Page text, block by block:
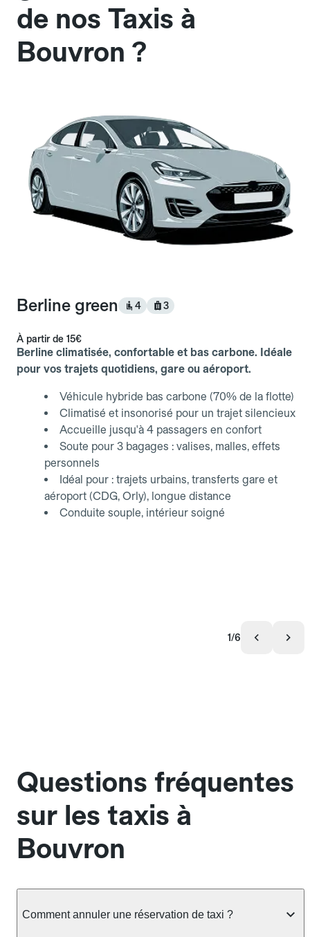
de nos Taxis à
Bouvron ?
Berline green 4 3
À partir de 15€
Berline climatisée, confortable et bas carbone. Idéale
pour vos trajets quotidiens, gare ou aéroport.
Véhicule hybride bas carbone (70% de la flotte)
Climatisé et insonorisé pour un trajet silencieux
Accueille jusqu'à 4 passagers en confort
Soute pour 3 bagages : valises, malles, effets
personnels
Idéal pour : trajets urbains, transferts gare et
aéroport (CDG, Orly), longue distance
Conduite souple, intérieur soigné
1/6
Questions fréquentes
sur les taxis à
Bouvron
Comment annuler une réservation de taxi ?